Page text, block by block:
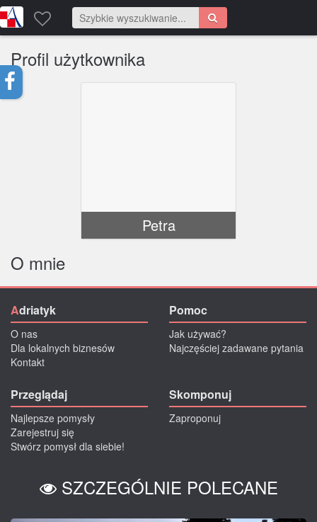
Profil użytkownika
Petra
O mnie
Adriatyk
O nas
Dla lokalnych biznesów
Kontakt
Pomoc
Jak używać?
Najczęściej zadawane pytania
Przeglądaj
Najlepsze pomysły
Zarejestruj się
Stwórz pomysł dla siebie!
Skomponuj
Zaproponuj
SZCZEGÓLNIE POLECANE